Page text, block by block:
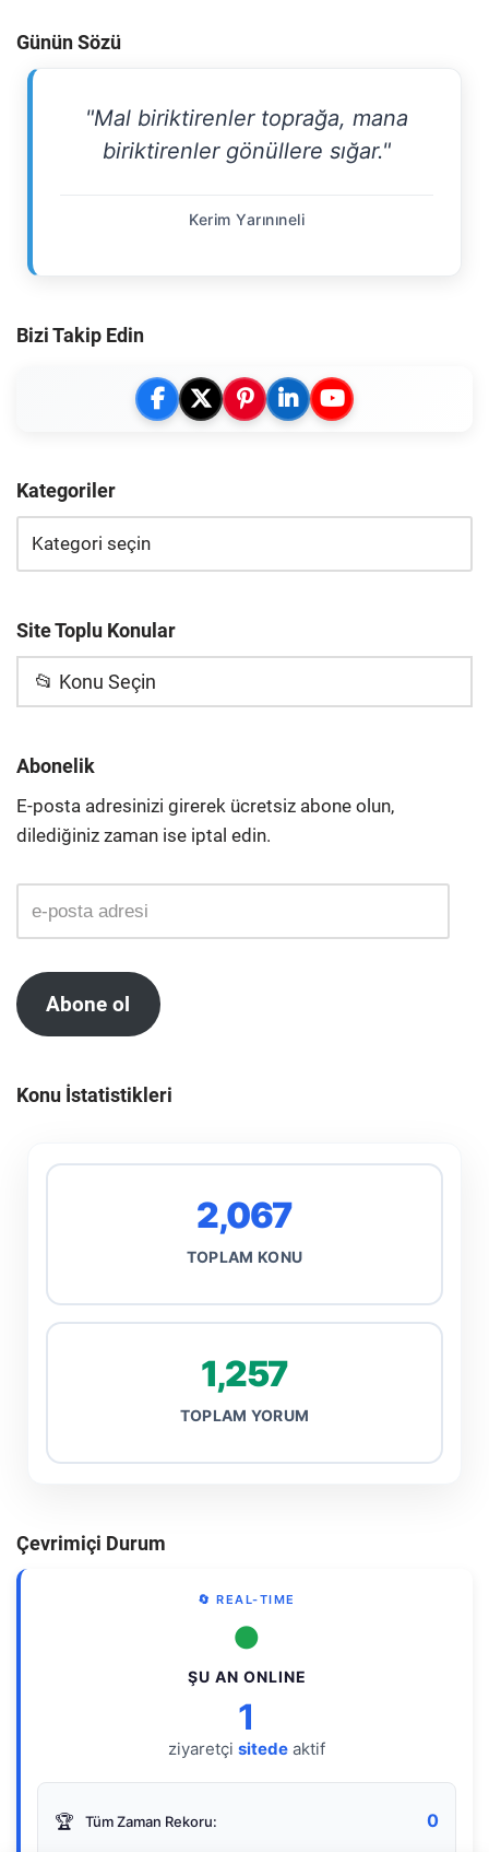
Günün Sözü
"Mal biriktirenler toprağa, mana
biriktirenler gönüllere sığar."
Kerim Yarınıneli
Bizi Takip Edin
Kategoriler
Site Toplu Konular
📂 Konu Seçin
Abonelik
E-posta adresinizi girerek ücretsiz abone olun,
dilediğiniz zaman ise iptal edin.
Abone ol
Konu İstatistikleri
2,067
TOPLAM KONU
1,257
TOPLAM YORUM
Çevrimiçi Durum
🔄 REAL-TIME
●
ŞU AN ONLINE
1
ziyaretçi sitede aktif
🏆 Tüm Zaman Rekoru: 0